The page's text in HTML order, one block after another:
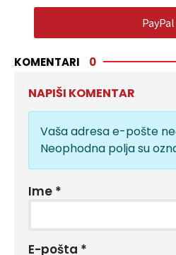
PayPal
KOMENTARI 0
NAPIŠI KOMENTAR
Vaša adresa e-pošte
Neophodna polja su
Ime *
E-pošta *